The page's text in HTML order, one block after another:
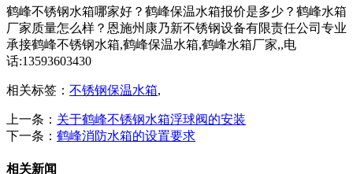
鹤峰不锈钢水箱哪家好？鹤峰保温水箱报价是多少？鹤峰水箱
厂家质量怎么样？恩施州康乃新不锈钢设备有限责任公司专业
承接鹤峰不锈钢水箱,鹤峰保温水箱,鹤峰水箱厂家,,电
话:13593603430
相关标签： 不锈钢保温水箱,
上一条： 关于鹤峰不锈钢水箱浮球阀的安装
下一条： 鹤峰消防水箱的设置要求
相关新闻